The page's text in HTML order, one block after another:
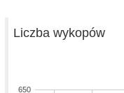
Liczba wykopów
650